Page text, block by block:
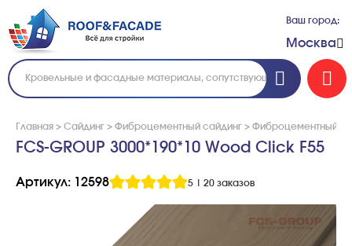
Ваш город:
Москва
Главная > Сайдинг > Фиброцементный сайдинг > Фиброцементный
FCS-GROUP 3000*190*10 Wood Click F55
Артикул: 12598 5 20 заказов